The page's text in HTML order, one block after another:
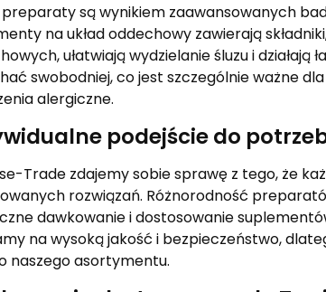
preparaty są wynikiem zaawansowanych
na układ oddechowy zawierają
ułatwiają wydzielanie śluzu i
swobodniej, co jest szczególnie ważne
alergiczne.
podejście do
Trade zdajemy sobie sprawę z tego, że
rozwiązań. Różnorodność
dawkowanie i dostosowanie
na wysoką jakość i bezpieczeństwo,
naszego asortymentu.